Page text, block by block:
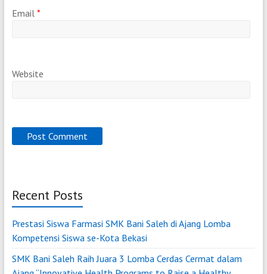
Email *
Website
Recent Posts
Prestasi Siswa Farmasi SMK Bani Saleh di Ajang Lomba
Kompetensi Siswa se-Kota Bekasi
SMK Bani Saleh Raih Juara 3 Lomba Cerdas Cermat dalam